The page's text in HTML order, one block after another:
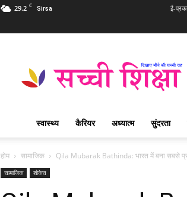
29.2 C Sirsa ई-
Shiksha
शिक्षा
पत्रिका
स्वास्थ्य कैरियर अध्यात्म सुंदरता
होम सामाजिक Qila Mubarak Bathinda: भारत में बना सबसे
सामाजिक शोकेस